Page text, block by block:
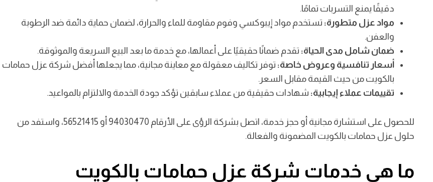
دقيقًا يمنع التسربات تمامًا.
مواد عزل متطورة: تستخدم مواد إيبوكسي وفوم مقاومة للماء والحرارة، لضمان حماية دائمة ضد الرطوبة
والعفن.
ضمان شامل مدى الحياة: تقدم ضمانًا حقيقيًا على أعمالها، مع خدمة ما بعد البيع السريعة والموثوقة.
أسعار تنافسية وعروض خاصة: توفر تكاليف معقولة مع معاينة مجانية، مما يجعلها أفضل شركة عزل حمامات
بالكويت من حيث القيمة مقابل السعر.
تقييمات عملاء إيجابية: شهادات حقيقية من عملاء سابقين تؤكد جودة الخدمة والالتزام بالمواعيد.
للحصول على استشارة مجانية أو حجز خدمة، اتصل بشركة الرؤى على الأرقام 94030470 أو 56521415، واستفد من
حلول عزل حمامات بالكويت المضمونة والفعالة.
ما هي خدمات شركة عزل حمامات بالكويت